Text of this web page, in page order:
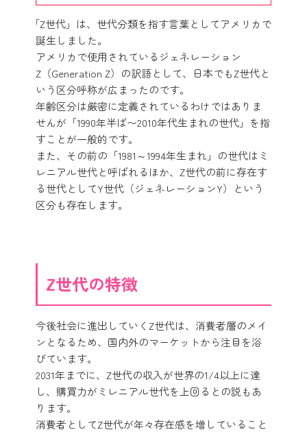
「Z世代」は、世代分類を指す言葉としてアメリカで
誕生しました。
アメリカで使用されているジェネレーション
Z（Generation Z）の訳語として、日本でもZ世代と
いう区分呼称が広まったのです。
年齢区分は厳密に定義されているわけではありま
せんが「1990年半ば〜2010年代生まれの世代」を指
すことが一般的です。
また、その前の「1981～1994年生まれ」の世代はミ
レニアル世代と呼ばれるほか、Z世代の前に存在す
る世代としてY世代（ジェネレーションY）という
区分も存在します。
Z世代の特徴
今後社会に進出していくZ世代は、消費者層のメイ
ンとなるため、国内外のマーケットから注目を浴
びています。
2031年までに、Z世代の収入が世界の1/4以上に達
し、購買力がミレニアル世代を上回るとの説もあ
ります。
消費者としてZ世代が年々存在感を増していること